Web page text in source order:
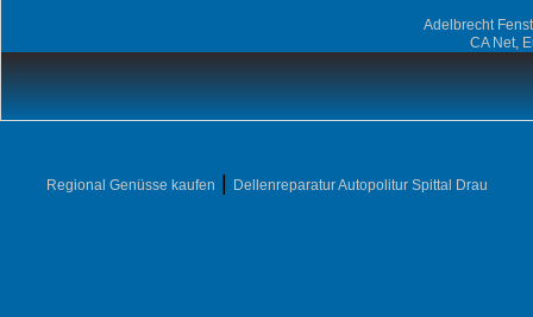
Adelbrecht
CA Net,
Regional Genüsse kaufen Dellenreparatur Autopolitur Spittal Drau